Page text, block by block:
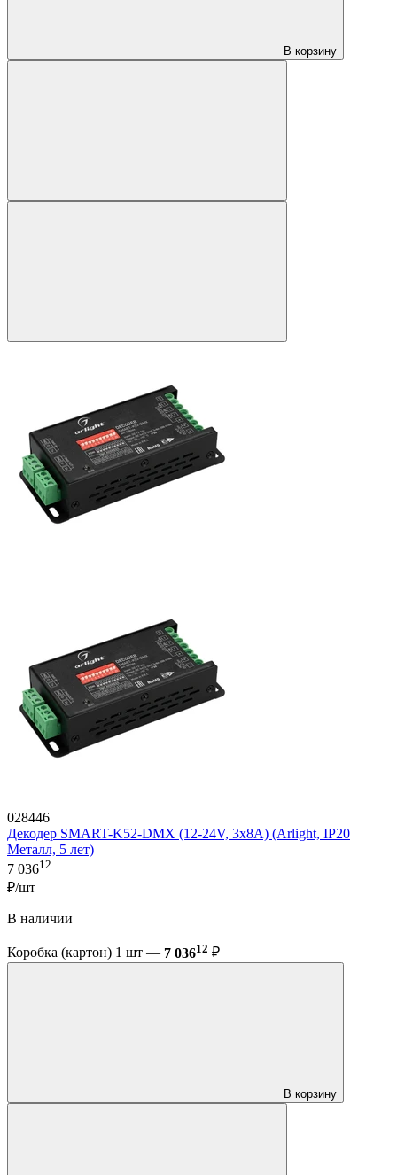
В корзину
028446
Декодер SMART-K52-DMX (12-24V, 3x8A) (Arlight, IP20
Металл, 5 лет)
7 03612
₽/шт
В наличии
Коробка (картон) 1 шт — 7 03612 ₽
В корзину